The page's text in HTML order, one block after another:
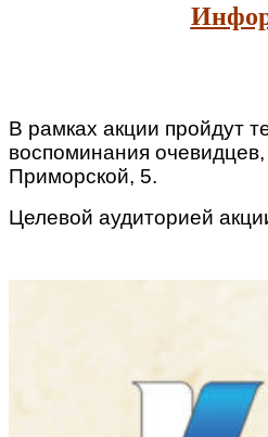
В рамках акции пройдут
воспоминания
Приморской, 5.
Целевой аудиторией